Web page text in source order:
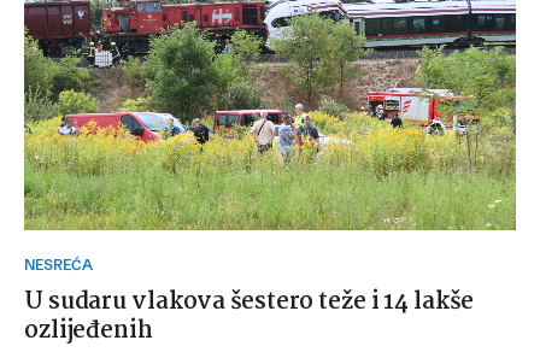
NESREĆA
U sudaru vlakova šestero teže i 14 lakše
ozlijeđenih